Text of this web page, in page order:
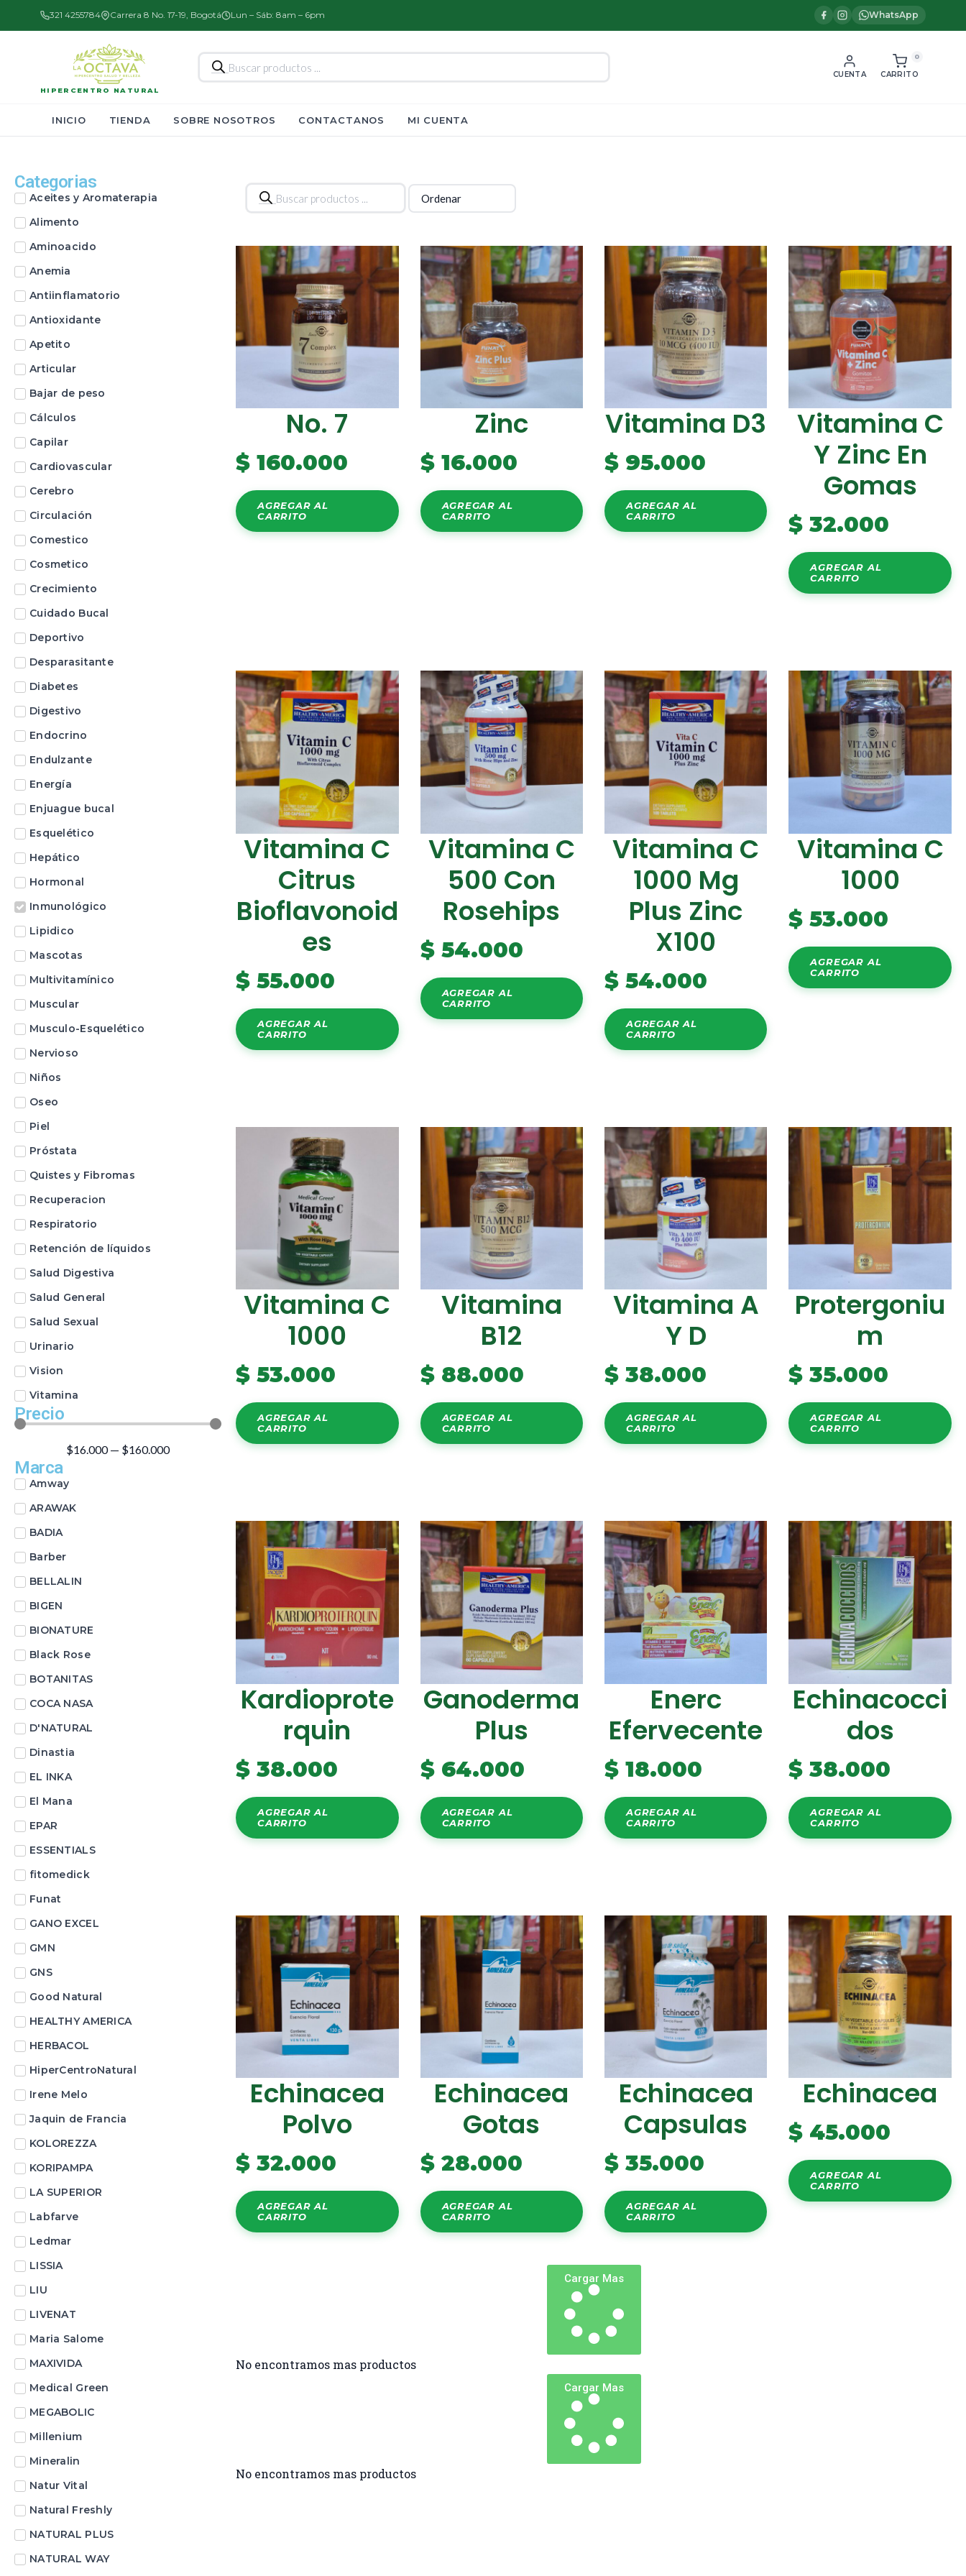
321 4255784 Carrera 8 No. 17-19, Bogotá Lun – Sáb: 8am – 6pm WhatsApp
HIPERCENTRO NATURAL
Búsqueda
de
productos
CUENTA
0
CARRITO
INICIO TIENDA SOBRE NOSOTROS CONTACTANOS MI CUENTA
Categorias
Aceites y Aromaterapia
Alimento
Aminoacido
Anemia
Antiinflamatorio
Antioxidante
Apetito
Articular
Bajar de peso
Cálculos
Capilar
Cardiovascular
Cerebro
Circulación
Comestico
Cosmetico
Crecimiento
Cuidado Bucal
Deportivo
Desparasitante
Diabetes
Digestivo
Endocrino
Endulzante
Energía
Enjuague bucal
Esquelético
Hepático
Hormonal
Inmunológico
Lipidico
Mascotas
Multivitamínico
Muscular
Musculo-Esquelético
Nervioso
Niños
Oseo
Piel
Próstata
Quistes y Fibromas
Recuperacion
Respiratorio
Retención de líquidos
Salud Digestiva
Salud General
Salud Sexual
Urinario
Vision
Vitamina
Precio
$16.000— $160.000
Marca
Amway
ARAWAK
BADIA
Barber
BELLALIN
BIGEN
BIONATURE
Black Rose
BOTANITAS
COCA NASA
D'NATURAL
Dinastia
EL INKA
El Mana
EPAR
ESSENTIALS
fitomedick
Funat
GANO EXCEL
GMN
GNS
Good Natural
HEALTHY AMERICA
HERBACOL
HiperCentroNatural
Irene Melo
Jaquin de Francia
KOLOREZZA
KORIPAMPA
LA SUPERIOR
Labfarve
Ledmar
LISSIA
LIU
LIVENAT
Maria Salome
MAXIVIDA
Medical Green
MEGABOLIC
Millenium
Mineralin
Natur Vital
Natural Freshly
NATURAL PLUS
NATURAL WAY
Búsqueda
de
productos
No. 7
$ 160.000
AGREGAR AL
CARRITO
Zinc
$16.000
AGREGAR AL
CARRITO
Vitamina D3
$ 95.000
AGREGAR AL
CARRITO
Vitamina C
Y Zinc En
Gomas
$ 32.000
AGREGAR AL
CARRITO
Vitamina C
Citrus
Bioflavonoid
Es
$ 55.000
AGREGAR AL
CARRITO
Vitamina C
500 Con
Rosehips
$54.000
AGREGAR AL
CARRITO
Vitamina C
1000 Mg
Plus Zinc
X100
$ 54.000
AGREGAR AL
CARRITO
Vitamina C
1000
$ 53.000
AGREGAR AL
CARRITO
Vitamina C
1000
$ 53.000
AGREGAR AL
CARRITO
Vitamina
B12
$88.000
AGREGAR AL
CARRITO
Vitamina A
Y D
$ 38.000
AGREGAR AL
CARRITO
Protergoniu
M
$ 35.000
AGREGAR AL
CARRITO
Kardioprote
Rquin
$ 38.000
AGREGAR AL
CARRITO
Ganoderma
Plus
$64.000
AGREGAR AL
CARRITO
Enerc
Efervecente
$ 18.000
AGREGAR AL
CARRITO
Echinacocci
Dos
$ 38.000
AGREGAR AL
CARRITO
Echinacea
Polvo
$ 32.000
AGREGAR AL
CARRITO
Echinacea
Gotas
$28.000
AGREGAR AL
CARRITO
Echinacea
Capsulas
$ 35.000
AGREGAR AL
CARRITO
Echinacea
$ 45.000
AGREGAR AL
CARRITO
Cargar Mas
No encontramos mas productos
Cargar Mas
No encontramos mas productos